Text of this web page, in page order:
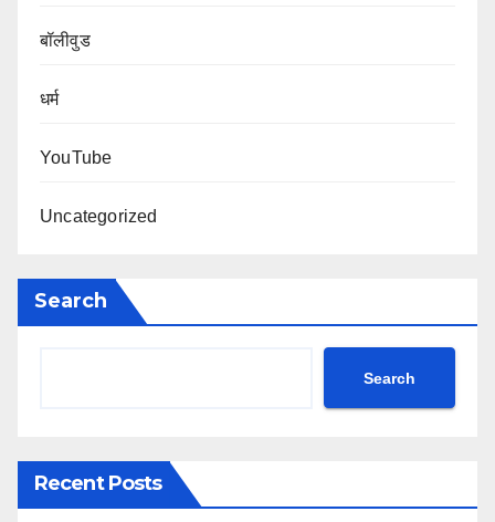
बॉलीवुड
धर्म
YouTube
Uncategorized
Search
Search
Recent Posts